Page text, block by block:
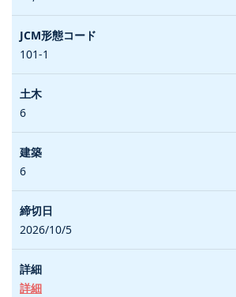
101-1
6
6
2026/10/5
詳細